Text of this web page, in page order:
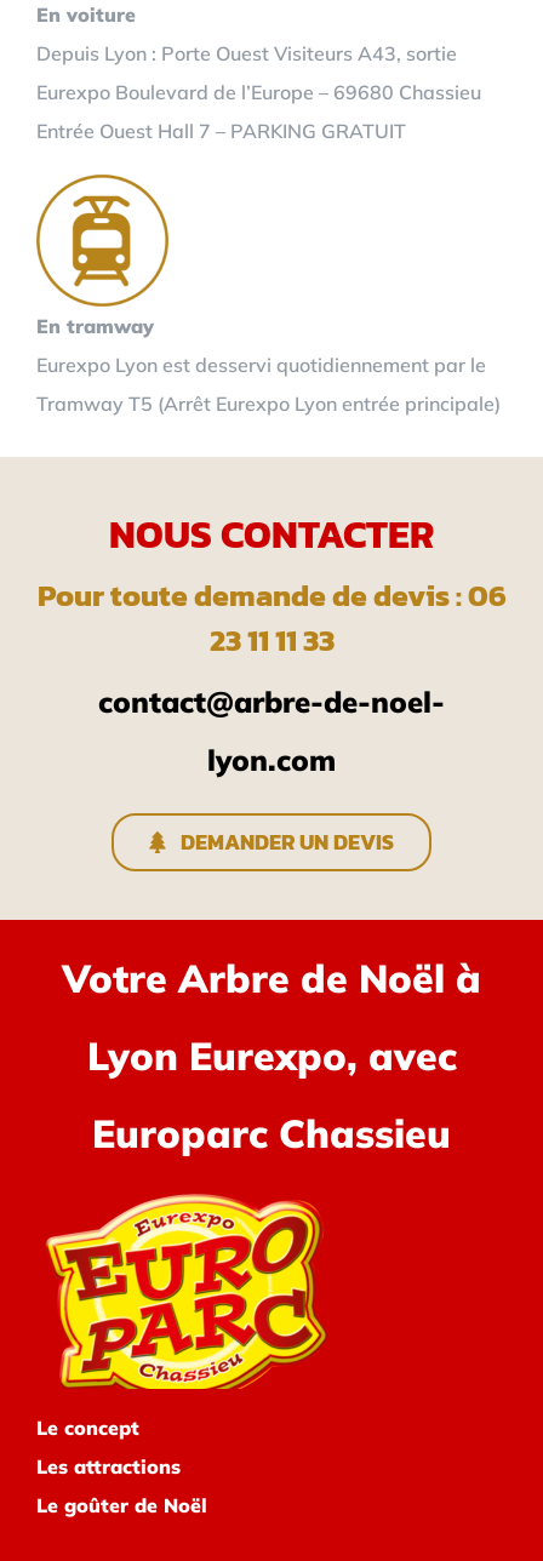
En voiture
Depuis Lyon : Porte Ouest Visiteurs A43, sortie
Eurexpo Boulevard de l’Europe – 69680 Chassieu
Entrée Ouest Hall 7 – PARKING GRATUIT
En tramway
Eurexpo Lyon est desservi quotidiennement par le
Tramway T5 (Arrêt Eurexpo Lyon entrée principale)
NOUS CONTACTER
Pour toute demande de devis : 06
23 11 11 33
contact@arbre-de-noel-
lyon.com
DEMANDER UN DEVIS
Votre Arbre de Noël à
Lyon Eurexpo, avec
Europarc Chassieu
Le concept
Les attractions
Le goûter de Noël